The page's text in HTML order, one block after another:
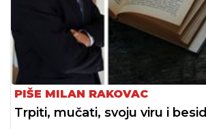
PIŠE MILAN RAKOVAC
Trpiti, mučati, svoju viru i